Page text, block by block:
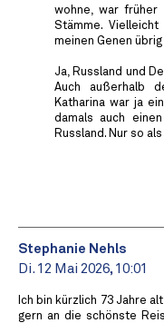
wohne, war früher
Stämme.
meinen Genen
Ja, Russland und
Auch außerhalb
Katharina war ja
damals auch
Russland. Nur so
Stephanie Nehls
Di. 12 Mai 2026, 10:01
Ich bin kürzlich 73 Jahre
gern an die schönste